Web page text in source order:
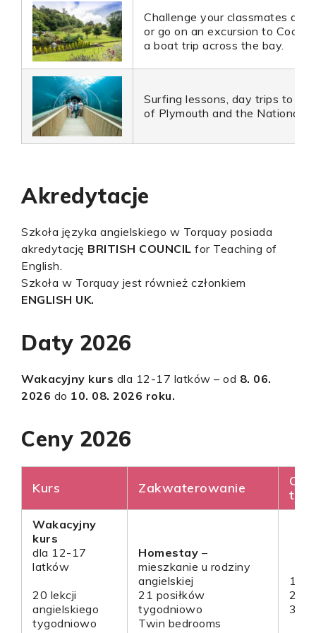
Challenge your classmates at
or go on an excursion to
a boat trip across the bay.
Surfing lessons, day trips to
of Plymouth and the National
Akredytacje
Szkoła języka angielskiego w Torquay posiada
akredytację BRITISH COUNCIL for Teaching of
English.
Szkoła w Torquay jest również członkiem
ENGLISH UK.
Daty 2026
Wakacyjny kurs dla 12-17 latków – od 8. 06.
2026 do 10. 08. 2026 roku.
Ceny 2026
Kurs Zakwaterowanie
Wakacyjny
kurs
dla 12-17
latków
20 lekcji
angielskiego
tygodniowo
Homestay –
mieszkanie u rodziny
angielskiej
21 posiłków
tygodniowo
Twin bedrooms
1
2
3